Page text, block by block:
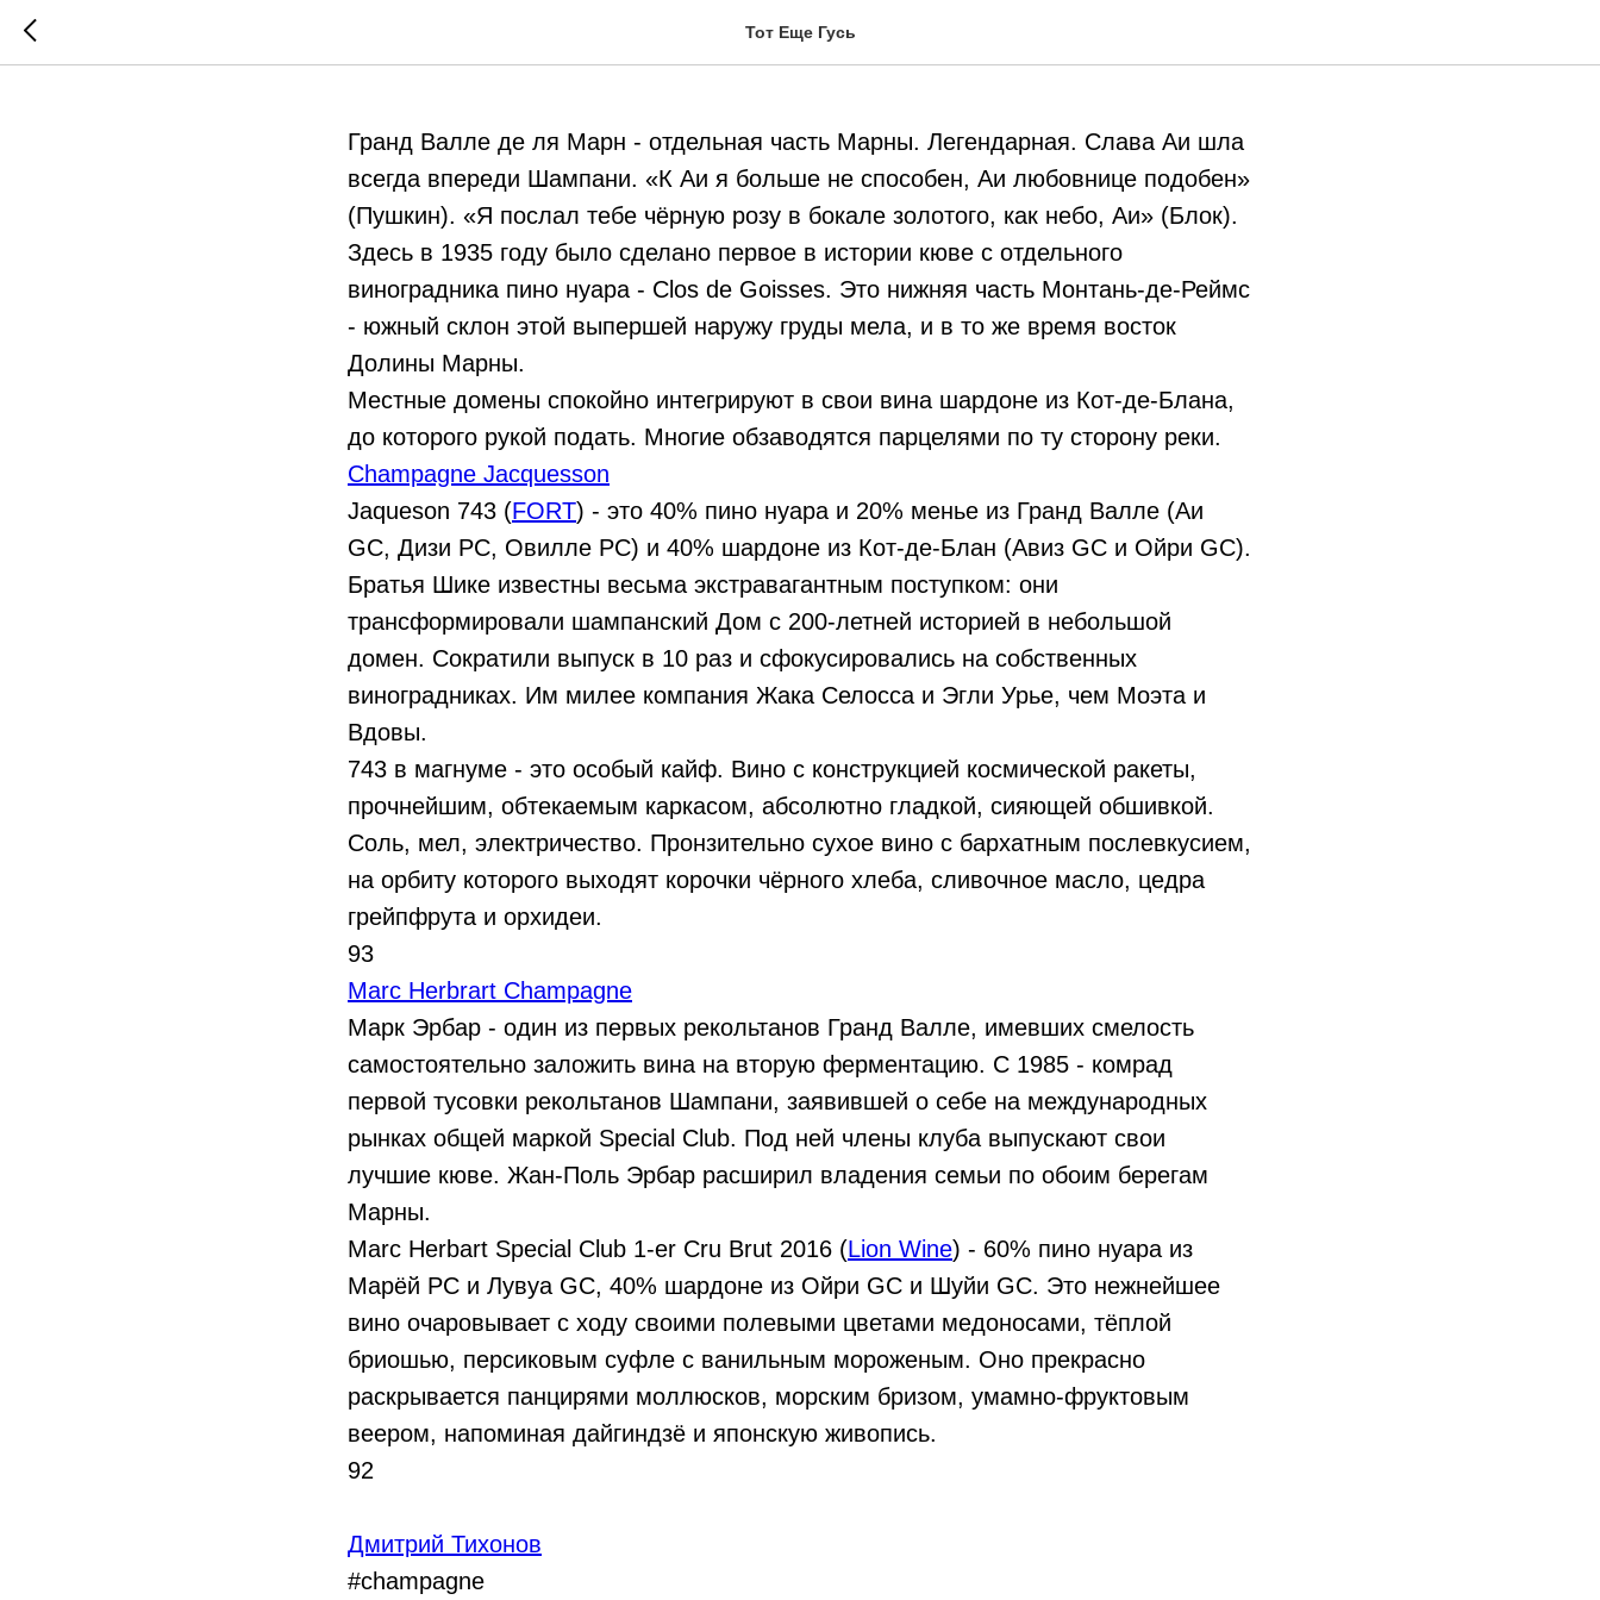
Тот Еще Гусь
Гранд Валле де ля Марн
Гранд Валле де ля Марн - отдельная часть Марны. Легендарная. Слава Аи шла
всегда впереди Шампани. «К Аи я больше не способен, Аи любовнице подобен»
(Пушкин). «Я послал тебе чёрную розу в бокале золотого, как небо, Аи» (Блок).
Здесь в 1935 году было сделано первое в истории кюве с отдельного
виноградника пино нуара - Clos de Goisses. Это нижняя часть Монтань-де-Реймс
- южный склон этой выпершей наружу груды мела, и в то же время восток
Долины Марны.
Местные домены спокойно интегрируют в свои вина шардоне из Кот-де-Блана,
до которого рукой подать. Многие обзаводятся парцелями по ту сторону реки.
Champagne Jacquesson
Jaqueson 743 (FORT) - это 40% пино нуара и 20% менье из Гранд Валле (Аи
GC, Дизи PC, Овилле PC) и 40% шардоне из Кот-де-Блан (Авиз GC и Ойри GC).
Братья Шике известны весьма экстравагантным поступком: они
трансформировали шампанский Дом с 200-летней историей в небольшой
домен. Сократили выпуск в 10 раз и сфокусировались на собственных
виноградниках. Им милее компания Жака Селосса и Эгли Урье, чем Моэта и
Вдовы.
743 в магнуме - это особый кайф. Вино с конструкцией космической ракеты,
прочнейшим, обтекаемым каркасом, абсолютно гладкой, сияющей обшивкой.
Соль, мел, электричество. Пронзительно сухое вино с бархатным послевкусием,
на орбиту которого выходят корочки чёрного хлеба, сливочное масло, цедра
грейпфрута и орхидеи.
93
Marc Herbrart Champagne
Марк Эрбар - один из первых рекольтанов Гранд Валле, имевших смелость
самостоятельно заложить вина на вторую ферментацию. С 1985 - комрад
первой тусовки рекольтанов Шампани, заявившей о себе на международных
рынках общей маркой Special Club. Под ней члены клуба выпускают свои
лучшие кюве. Жан-Поль Эрбар расширил владения семьи по обоим берегам
Марны.
Marc Herbart Special Club 1-er Cru Brut 2016 (Lion Wine) - 60% пино нуара из
Марёй PC и Лувуа GC, 40% шардоне из Ойри GC и Шуйи GC. Это нежнейшее
вино очаровывает с ходу своими полевыми цветами медоносами, тёплой
бриошью, персиковым суфле с ванильным мороженым. Оно прекрасно
раскрывается панцирями моллюсков, морским бризом, умамно-фруктовым
веером, напоминая дайгиндзё и японскую живопись.
92
Дмитрий Тихонов
#champagne